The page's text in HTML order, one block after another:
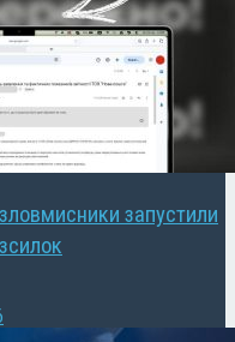
запустили